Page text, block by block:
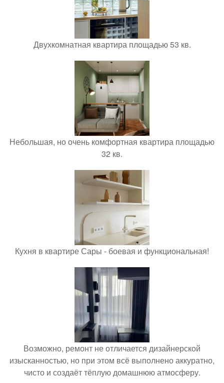
Двухкомнатная квартира площадью 53 кв.
Небольшая, но очень комфортная квартира площадью
32 кв.
Кухня в квартире Сары - боевая и функциональная!
Возможно, ремонт не отличается дизайнерской
изысканностью, но при этом всё выполнено аккуратно,
чисто и создаёт тёплую домашнюю атмосферу.